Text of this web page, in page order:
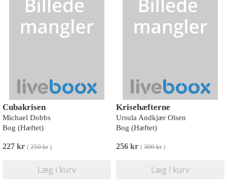
Cubakrisen
Michael Dobbs
Bog (Hæftet)
227 kr ( 250 kr)
Læg i kurv
Krisehæfterne
Ursula Andkjær Olsen
Bog (Hæftet)
256 kr ( 300 kr)
Læg i kurv